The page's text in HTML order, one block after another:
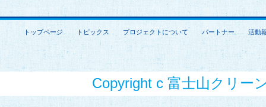
トップページ トピックス プロジェクトについて パートナー 活動
Copyright c 富士山クリー